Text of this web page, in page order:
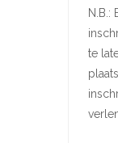
N.B.:
te